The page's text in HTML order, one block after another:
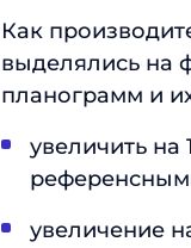
Как
выделялись на
планограмм и
увеличить на
увеличение